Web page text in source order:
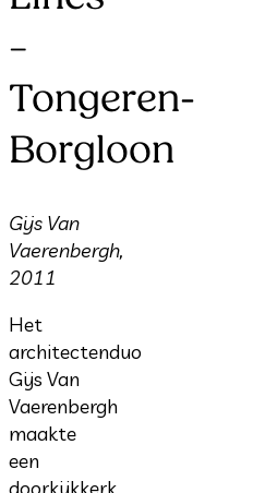
–
Tongeren-
Borgloon
Gijs Van
Vaerenbergh,
2011
Het
architectenduo
Gijs Van
Vaerenbergh
maakte
een
doorkijkkerk